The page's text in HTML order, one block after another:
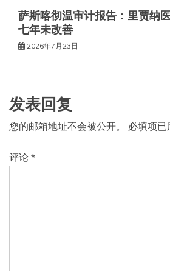
萨斯喀彻温审计报告：里贾纳
七年未改善
2026年7月23日
发表回复
您的邮箱地址不会被公开。 必填项已
评论 *